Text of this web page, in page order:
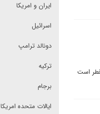
قطر است
ایران و امریکا
اسرائیل
دونالد ترامپ
ترکیه
برجام
ایالات متحده امریکا